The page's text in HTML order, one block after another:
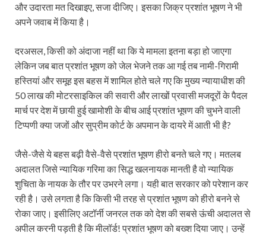
और उदारता मत दिखाइए, सजा दीजिए। इसका जिक्र प्रशांत भूषण ने भी
अपने जवाब में किया है।
दरअसल, किसी को अंदाजा नहीं था कि ये मामला इतना बड़ा हो जाएगा
लेकिन जब बात प्रशांत भूषण को जेल भेजने तक आ गई तब नामी-गिरामी
हस्तियां और समूह इस बहस में शामिल होते चले गए कि मुख्य न्यायाधीश की
50 लाख की मोटरसाइकिल की सवारी और लाखों प्रवासी मजदूरों के पैदल
मार्च पर देश में छायी हुई खामोशी के बीच आई प्रशांत भूषण की चुभने वाली
टिप्पणी क्या जजों और सुप्रीम कोर्ट के अपमान के दायरे में आती भी है?
जैसे-जैसे ये बहस बढ़ी वैसे-वैसे प्रशांत भूषण हीरो बनते चले गए। मतलब
अदालत जिसे न्यायिक गरिमा का सिद्ध खलनायक मानती है वो न्यायिक
शुचिता के नायक के तौर पर उभरने लगा। यही बात सरकार को परेशान कर
रही है। उसे लगता है कि किसी भी तरह से प्रशांत भूषण को हीरो बनने से
रोका जाए। इसीलिए अटॉर्नी जनरल तक को देश की सबसे ऊंची अदालत से
अपील करनी पड़ती है कि मीलॉर्ड! प्रशांत भूषण को बख्श दिया जाए। उन्हें